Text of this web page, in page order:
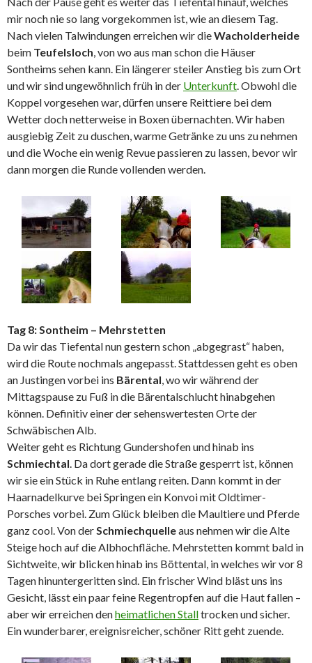
mir noch nie so lang vorgekommen ist, wie an diesem Tag.
Nach vielen Talwindungen erreichen wir dieWacholderheide
beim Teufelsloch, von wo aus man schon die Häuser
Sontheims sehen kann. Ein längerer steiler Anstieg bis zum Ort
und wir sind ungewöhnlich früh in der Unterkunft. Obwohl die
Koppel vorgesehen war, dürfen unsere Reittiere bei dem
Wetter doch netterweise in Boxen übernachten. Wir haben
ausgiebig Zeit zu duschen, warme Getränke zu uns zu nehmen
und die Woche ein wenig Revue passieren zu lassen, bevor wir
dann morgen die Runde vollenden werden.
Tag 8: Sontheim – Mehrstetten
Da wir das Tiefental nun gestern schon „abgegrast“ haben,
wird die Route nochmals angepasst. Stattdessen geht es oben
an Justingen vorbei ins Bärental, wo wir während der
Mittagspause zu Fuß in die Bärentalschlucht hinabgehen
können. Definitiv einer der sehenswertesten Orte der
Schwäbischen Alb.
Weiter geht es Richtung Gundershofen und hinab ins
Schmiechtal. Da dort gerade die Straße gesperrt ist, können
wir sie ein Stück in Ruhe entlang reiten. Dann kommt in der
Haarnadelkurve bei Springen ein Konvoi mit Oldtimer-
Porsches vorbei. Zum Glück bleiben die Maultiere und Pferde
ganz cool. Von derSchmiechquelleaus nehmen wir die Alte
Steige hoch auf die Albhochfläche. Mehrstetten kommt bald in
Sichtweite, wir blicken hinab ins Böttental, in welches wir vor 8
Tagen hinuntergeritten sind. Ein frischer Wind bläst uns ins
Gesicht, lässt ein paar feine Regentropfen auf die Haut fallen –
aber wir erreichen denheimatlichen Stalltrocken und sicher.
Ein wunderbarer, ereignisreicher, schöner Ritt geht zuende.